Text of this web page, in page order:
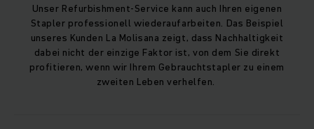
Unser Refurbishment-Service kann auch Ihren eigenen
Stapler professionell wiederaufarbeiten. Das Beispiel
unseres Kunden La Molisana zeigt, dass Nachhaltigkeit
dabei nicht der einzige Faktor ist, von dem Sie direkt
profitieren, wenn wir Ihrem Gebrauchtstapler zu einem
zweiten Leben verhelfen.